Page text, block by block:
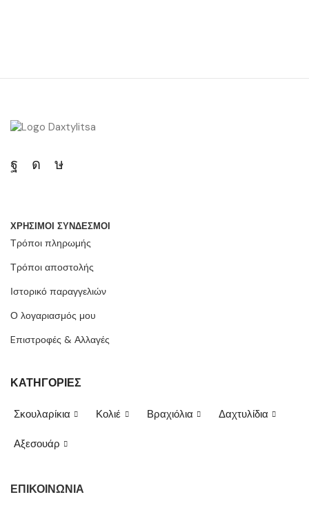
ΧΡΗΣΙΜΟΙ ΣΥΝΔΕΣΜΟΙ
Τρόποι πληρωμής
Τρόποι αποστολής
Ιστορικό παραγγελιών
Ο λογαριασμός μου
Eπιστροφές & Αλλαγές
ΚΑΤΗΓΟΡΙΕΣ
Σκουλαρίκια Κολιέ Βραχιόλια Δαχτυλίδια
Αξεσουάρ
ΕΠΙΚΟΙΝΩΝΙΑ